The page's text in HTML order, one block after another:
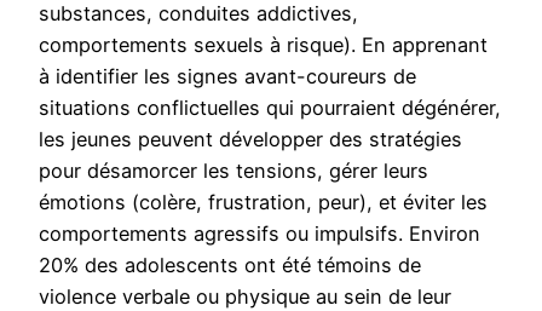
substances, conduites addictives,
comportements sexuels à risque). En apprenant
à identifier les signes avant-coureurs de
situations conflictuelles qui pourraient dégénérer,
les jeunes peuvent développer des stratégies
pour désamorcer les tensions, gérer leurs
émotions (colère, frustration, peur), et éviter les
comportements agressifs ou impulsifs. Environ
20% des adolescents ont été témoins de
violence verbale ou physique au sein de leur